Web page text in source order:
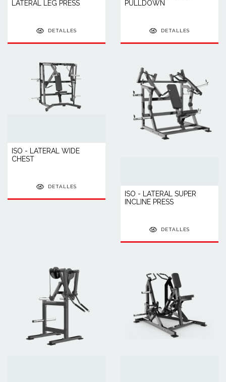
LATERAL LEG PRESS
DETALLES
PULLDOWN
DETALLES
ISO - LATERAL WIDE
CHEST
DETALLES
ISO - LATERAL SUPER
INCLINE PRESS
DETALLES